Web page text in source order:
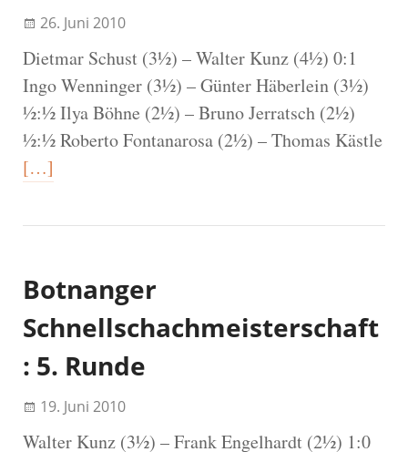
26. Juni 2010
Dietmar Schust (3½) – Walter Kunz (4½) 0:1
Ingo Wenninger (3½) – Günter Häberlein (3½)
½:½ Ilya Böhne (2½) – Bruno Jerratsch (2½)
½:½ Roberto Fontanarosa (2½) – Thomas Kästle
[…]
Botnanger
Schnellschachmeisterschaft
: 5. Runde
19. Juni 2010
Walter Kunz (3½) – Frank Engelhardt (2½) 1:0